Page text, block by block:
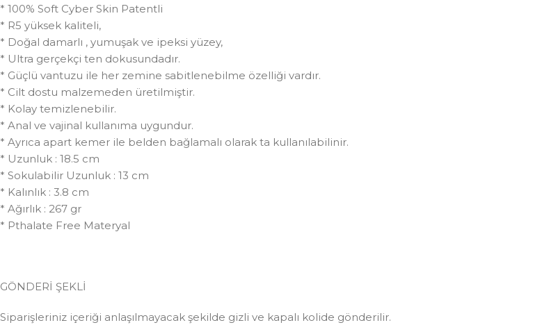
* 100% Soft Cyber Skin Patentli
* R5 yüksek kaliteli,
* Doğal damarlı , yumuşak ve ipeksi yüzey,
* Ultra gerçekçi ten dokusundadır.
* Güçlü vantuzu ile her zemine sabitlenebilme özelliği vardır.
* Cilt dostu malzemeden üretilmiştir.
* Kolay temizlenebilir.
* Anal ve vajinal kullanıma uygundur.
* Ayrıca apart kemer ile belden bağlamalı olarak ta kullanılabilinir.
* Uzunluk : 18.5 cm
* Sokulabilir Uzunluk : 13 cm
* Kalınlık : 3.8 cm
* Ağırlık : 267 gr
* Pthalate Free Materyal
GÖNDERİ ŞEKLİ
Siparişleriniz içeriği anlaşılmayacak şekilde gizli ve kapalı kolide gönderilir.